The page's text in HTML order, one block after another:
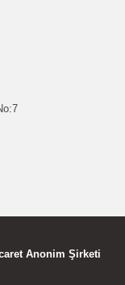
Anonim Şirketi